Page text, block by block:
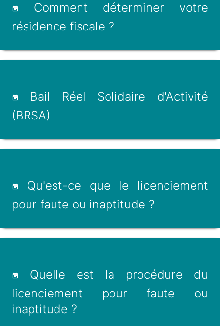
Comment déterminer votre
résidence fiscale ?
Bail Réel Solidaire d'Activité
(BRSA)
Qu'est-ce que le licenciement
pour faute ou inaptitude ?
Quelle est la procédure du
licenciement pour faute ou
inaptitude ?